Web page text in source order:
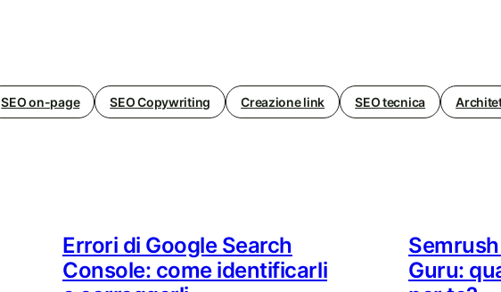
SEO on-page SEO Copywriting Creazione link SEO tecnica
Errori di Google Search
Console: come identificarli
Guru: